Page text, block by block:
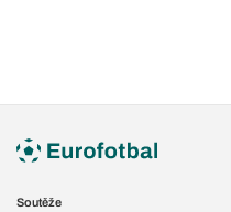
Soutěže